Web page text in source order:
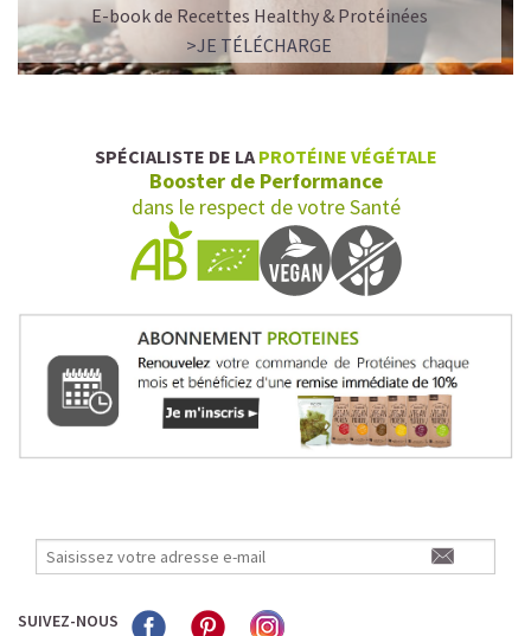
L’ALLIANCE PARFAITE ENTRE PLAISIR ET
PERFORMANCE
Cacao pur, café expresso et lait végétal fusionnent dans
une boisson veloutée et énergisante.
Une vraie caresse chocolatée, riche en protéines, léger
pour ne jamais peser.
Pour les accros au chocolat qui veulent booster leurs
journées avec goût et équilibre.
Mocha Glacé Protéiné
🍵 MATCHA LATTE GLACÉ
E-book de Recettes Healthy & Protéinées
>JE TÉLÉCHARGE
SPÉCIALISTE DE LA PROTÉINE VÉGÉTALE
Booster de Performance
dans le respect de votre Santé
SUIVEZ-NOUS